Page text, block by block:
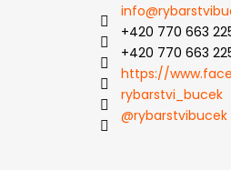
info@
+420 770 663
+420 770 663
https://
rybarstvi_bucek
@rybarstvibucek